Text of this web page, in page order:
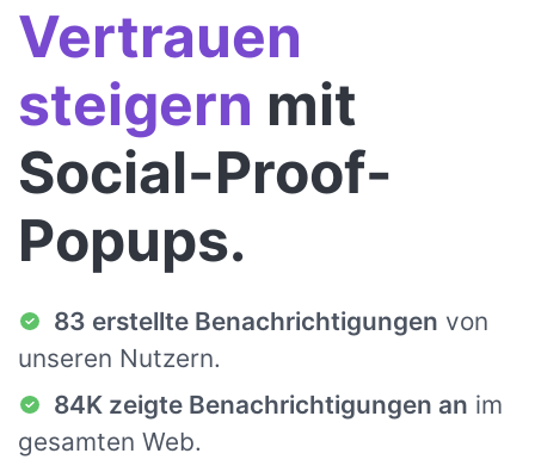
Vertrauen
steigern mit
Social-Proof-
Popups.
83 erstellte Benachrichtigungen von
unseren Nutzern.
84K zeigte Benachrichtigungen an im
gesamten Web.